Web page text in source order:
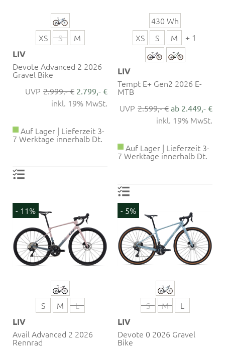
XS S
M
LIV
Devote Advanced 2 2026
Gravel Bike
2.999,- € 2.799,- €
inkl. 19% MwSt.
Auf Lager | Lieferzeit 3-
7 Werktage innerhalb Dt.
430 Wh
XS
S M + 1
LIV
Tempt E+ Gen2 2026 E-
MTB
2.599,- € ab 2.449,- €
inkl. 19% MwSt.
Auf Lager | Lieferzeit 3-
7 Werktage innerhalb Dt.
- 11%
S M
L
LIV
Avail Advanced 2 2026
Rennrad
- 5%
S M
L
LIV
Devote 0 2026 Gravel
Bike